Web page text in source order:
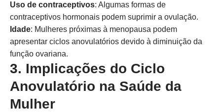
Uso de contraceptivos: Algumas formas de
contraceptivos hormonais podem suprimir a ovulação.
Idade: Mulheres próximas à menopausa podem
apresentar ciclos anovulatórios devido à diminuição da
função ovariana.
3. Implicações do Ciclo
Anovulatório na Saúde da
Mulher